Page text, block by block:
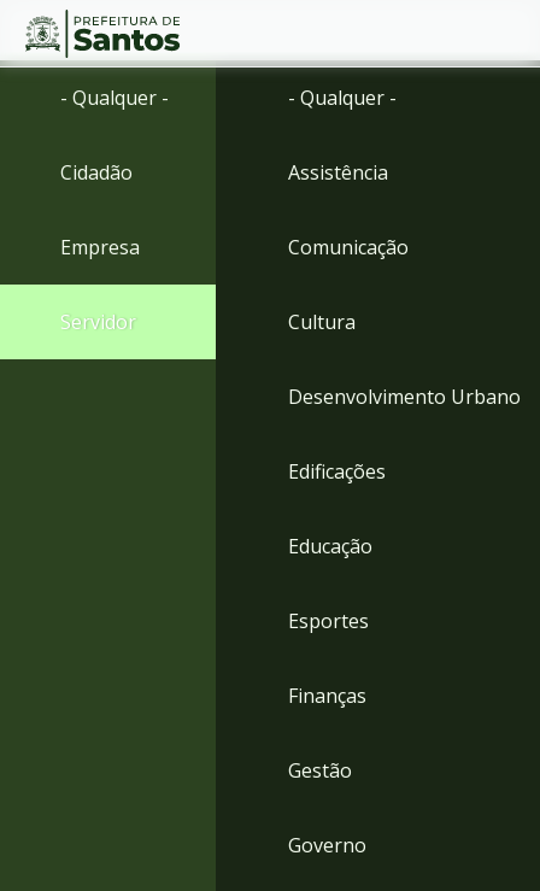
Ir
menu
para
Conteúdo
- Qualquer -
Cidadão
Empresa
Servidor
- Qualquer -
Assistência
Comunicação
Cultura
Desenvolvimento Urbano
Edificações
Educação
Esportes
Finanças
Gestão
Governo